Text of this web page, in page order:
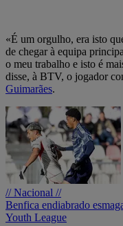
«É um orgulho, era isto
de chegar à equipa
o meu trabalho e isto é
disse, à BTV, o jogador
Guimarães.
// Nacional //
Benfica endiabrado
Youth League